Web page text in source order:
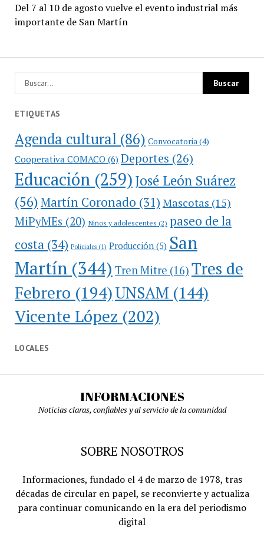
Del 7 al 10 de agosto vuelve el evento industrial más
importante de San Martín
ETIQUETAS
Agenda cultural (86) Convocatoria (4)
Cooperativa COMACO(6) Deportes (26)
Educación(259)José León Suárez
(56)Martín Coronado (31) Mascotas (15)
MiPyMEs (20) Niños y adolescentes (2) paseo de la
costa(34) Policiales(1) Producción(5) San
Martín(344) Tren Mitre (16) Tres de
Febrero (194)UNSAM (144)
Vicente López (202)
LOCALES
INFORMACIONES
Noticias claras, confiables y al servicio de la comunidad
SOBRE NOSOTROS
Informaciones, fundado el 4 de marzo de 1978, tras
décadas de circular en papel, se reconvierte y actualiza
para continuar comunicando en la era del periodismo
digital